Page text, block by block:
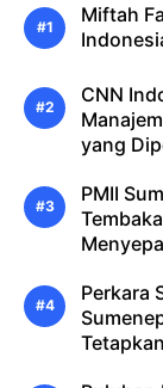
Miftah
CNN
yang
PMII
Perkara